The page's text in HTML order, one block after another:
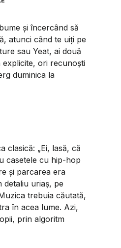
și încercând să
atunci când te uiți pe
sau Yeat, ai două
ori recunoști
duminica la
clasică: „Ei, lasă, că
casetele cu hip-hop
și parcarea era
detaliu uriaș, pe
trebuia căutată,
în acea lume. Azi,
prin algoritm